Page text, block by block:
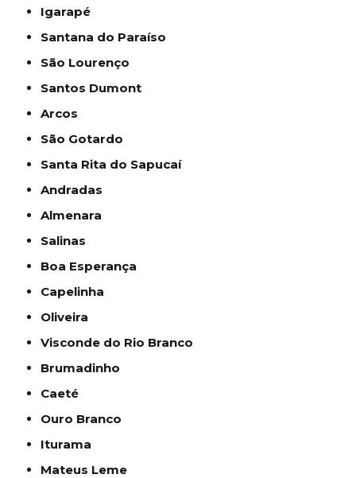
Igarapé
Santana do Paraíso
São Lourenço
Santos Dumont
Arcos
São Gotardo
Santa Rita do Sapucaí
Andradas
Almenara
Salinas
Boa Esperança
Capelinha
Oliveira
Visconde do Rio Branco
Brumadinho
Caeté
Ouro Branco
Iturama
Mateus Leme